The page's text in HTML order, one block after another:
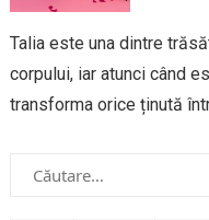
Talia este una dintre
corpului, iar atunci când
transforma orice ținută
dreaptă, există o mulțime...
Caută
după: